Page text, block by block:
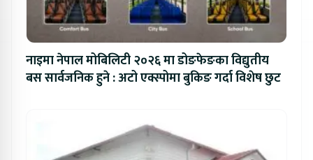
नाइमा नेपाल मोबिलिटी २०२६ मा डोङफेङका विद्युतीय
बस सार्वजनिक हुने : अटो एक्स्पोमा बुकिङ गर्दा विशेष छुट